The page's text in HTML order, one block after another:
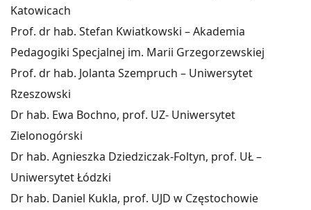
Katowicach
Prof. dr hab. Stefan Kwiatkowski – Akademia
Pedagogiki Specjalnej im. Marii Grzegorzewskiej
Prof. dr hab. Jolanta Szempruch – Uniwersytet
Rzeszowski
Dr hab. Ewa Bochno, prof. UZ- Uniwersytet
Zielonogórski
Dr hab. Agnieszka Dziedziczak-Foltyn, prof. UŁ –
Uniwersytet Łódzki
Dr hab. Daniel Kukla, prof. UJD w Częstochowie